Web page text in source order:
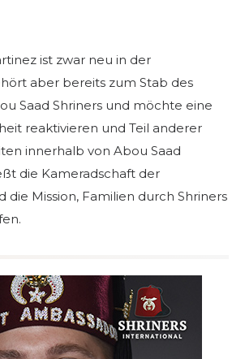
ist zwar neu in der
aber bereits zum Stab des
Saad Shriners und möchte eine
reaktivieren und Teil anderer
innerhalb von Abou Saad
die Kameradschaft der
die Mission, Familien durch Shriners